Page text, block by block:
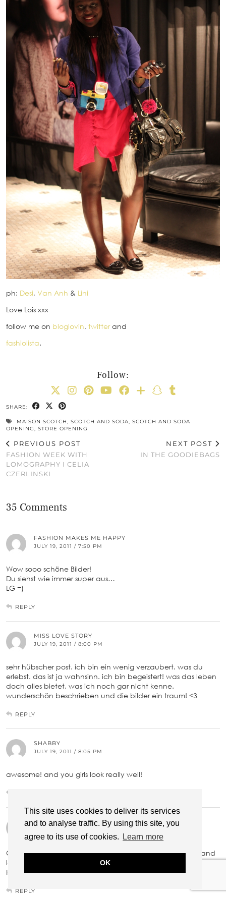
This site uses cookies to deliver its services
and to analyse traffic. By using this site, you
agree to its use of cookies.
Learn more
OK
ph: Desi, Van Anh & Lini
Love Lois xxx
follow me on bloglovin, twitter and
fashiolista.
Follow:
SHARE:
MAISON SCOTCH, SCOTCH AND SODA, SCOTCH AND SODA
OPENING, STORE OPENING
PREVIOUS POST
FASHION WEEK WITH
LOMOGRAPHY I CELIA
CZERLINSKI
NEXT POST
IN THE GOODIEBAGS
35 Comments
FASHION MAKES ME HAPPY
JULY 19, 2011 / 7:50 PM
Wow sooo schöne Bilder!
Du siehst wie immer super aus…
LG =)
REPLY
MISS LOVE STORY
JULY 19, 2011 / 8:00 PM
sehr hübscher post. ich bin ein wenig verzaubert. was du
erlebst. das ist ja wahnsinn. ich bin begeistert! was das leben
doch alles bietet. was ich noch gar nicht kenne.
wunderschön beschrieben und die bilder ein traum! <3
REPLY
SHABBY
JULY 19, 2011 / 8:05 PM
awesome! and you girls look really well!
KAYLEIGH
Gorgeous,you all looked so lovely,it looks amazing there,and
looks like you had a super time x
Hope you have a lovely day <3
REPLY